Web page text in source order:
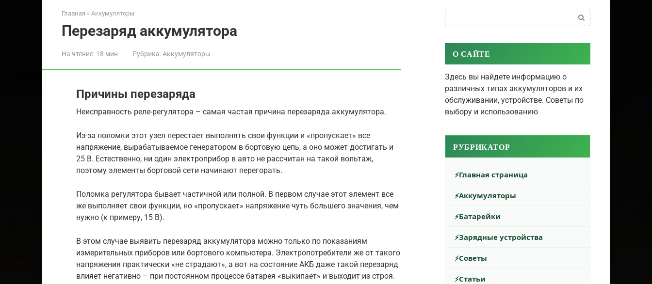
Главная » Аккумуляторы
Перезаряд аккумулятора
На чтение: 18 мин Рубрика: Аккумуляторы
Причины перезаряда
Неисправность реле-регулятора – самая частая причина перезаряда аккумулятора.
Из-за поломки этот узел перестает выполнять свои функции и «пропускает» все
напряжение, вырабатываемое генератором в бортовую цепь, а оно может достигать и
25 В. Естественно, ни один электроприбор в авто не рассчитан на такой вольтаж,
поэтому элементы бортовой сети начинают перегорать.
Поломка регулятора бывает частичной или полной. В первом случае этот элемент все
же выполняет свои функции, но «пропускает» напряжение чуть большего значения, чем
нужно (к примеру, 15 В).
В этом случае выявить перезаряд аккумулятора можно только по показаниям
измерительных приборов или бортового компьютера. Электропотребители же от такого
напряжения практически «не страдают», а вот на состояние АКБ даже такой перезаряд
влияет негативно – при постоянном процессе батарея «выкипает» и выходит из строя.
О САЙТЕ
Здесь вы найдете информацию о
различных типах аккумуляторов и их
обслуживании, устройстве. Советы по
выбору и использованию
РУБРИКАТОР
Главная страница
Аккумуляторы
Батарейки
Зарядные устройства
Советы
Статьи